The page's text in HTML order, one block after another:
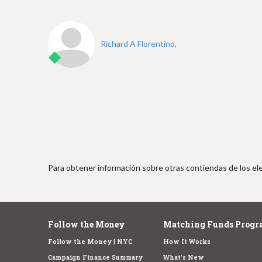
Richard A Florentino,
Para obtener información sobre otras contiendas de los
Follow the Money
Follow the Money | NYC
Campaign Finance Summary
Matching Funds
How It Works
What's New